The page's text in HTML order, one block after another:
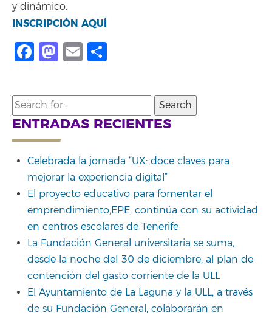
y dinámico.
INSCRIPCIÓN AQUÍ
Facebook
Mastodon
Email
Search
for:
ENTRADAS RECIENTES
Celebrada la jornada “UX: doce claves para
mejorar la experiencia digital”
El proyecto educativo para fomentar el
emprendimiento,EPE, continúa con su actividad
en centros escolares de Tenerife
La Fundación General universitaria se suma,
desde la noche del 30 de diciembre, al plan de
contención del gasto corriente de la ULL
El Ayuntamiento de La Laguna y la ULL, a través
de su Fundación General, colaborarán en